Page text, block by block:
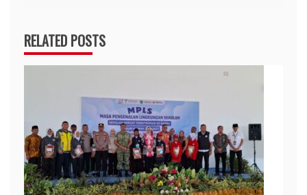
RELATED POSTS